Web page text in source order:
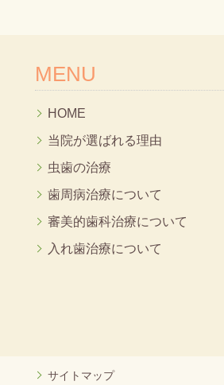
MENU
HOME
当院が選ばれる理由
虫歯の治療
歯周病治療について
審美的歯科治療について
入れ歯治療について
サイトマップ